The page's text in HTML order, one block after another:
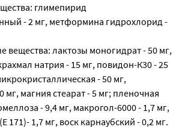
глимепирид
- 2 мг, метформина гидрохлорид -
вещества: лактозы моногидрат - 50 мг,
натрия - 15 мг, повидон-К30 - 25
- 50 мг,
мг, магния стеарат - 5 мг; пленочная
- 9,4 мг, макрогол-6000 - 1,7 мг,
171)- 1,7 мг, воск карнаубский - 0,2 мг.